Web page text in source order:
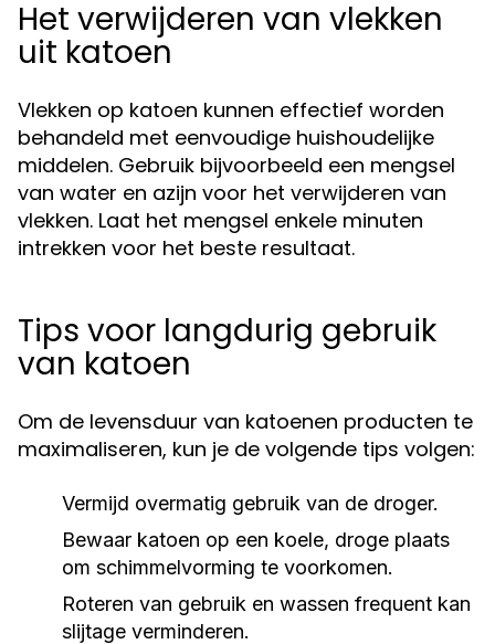
Het verwijderen van vlekken
uit katoen
Vlekken op katoen kunnen effectief worden
behandeld met eenvoudige huishoudelijke
middelen. Gebruik bijvoorbeeld een mengsel
van water en azijn voor het verwijderen van
vlekken. Laat het mengsel enkele minuten
intrekken voor het beste resultaat.
Tips voor langdurig gebruik
van katoen
Om de levensduur van katoenen producten te
maximaliseren, kun je de volgende tips volgen:
Vermijd overmatig gebruik van de droger.
Bewaar katoen op een koele, droge plaats
om schimmelvorming te voorkomen.
Roteren van gebruik en wassen frequent kan
slijtage verminderen.